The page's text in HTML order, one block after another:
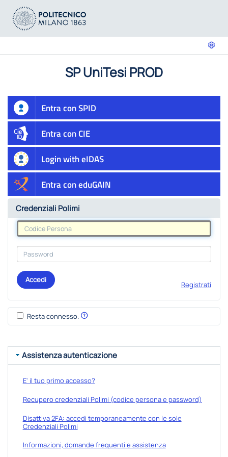
SP UniTesi PROD
Entra con SPID
Entra con CIE
Login with eIDAS
Entra con eduGAIN
Credenziali Polimi
Accedi
Registrati
Resta connesso.
Assistenza autenticazione
E' il tuo primo accesso?
Recupero credenziali Polimi (codice persona e password)
Disattiva 2FA: accedi temporaneamente con le sole
Credenziali Polimi
Informazioni, domande frequenti e assistenza